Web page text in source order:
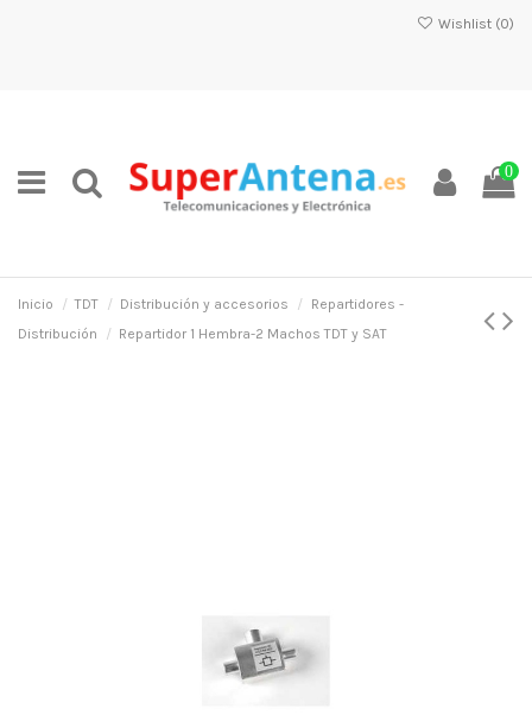
Wishlist (0)
0
Inicio TDT Distribución y accesorios
Repartidores -
Distribución
Repartidor 1 Hembra-2 Machos TDT y SAT